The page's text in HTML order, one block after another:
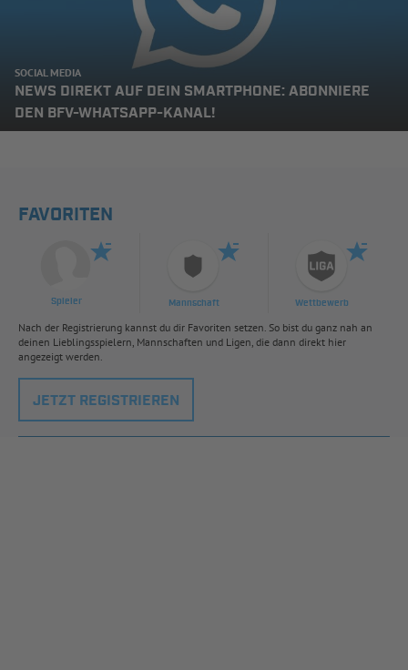
SOCIAL MEDIA
NEWS DIREKT AUF DEIN SMARTPHONE: ABONNIERE
DEN BFV-WHATSAPP-KANAL!
FAVORITEN
Spieler Mannschaft Wettbewerb
Nach der Registrierung kannst du dir Favoriten setzen. So bist du ganz nah an
deinen Lieblingsspielern, Mannschaften und Ligen, die dann direkt hier
angezeigt werden.
JETZT REGISTRIEREN